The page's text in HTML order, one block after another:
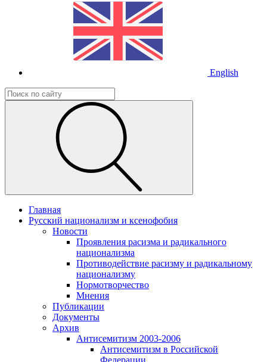
English
Главная
Русский национализм и ксенофобия
Новости
Проявления расизма и радикального
национализма
Противодействие расизму и радикальному
национализму
Нормотворчество
Мнения
Публикации
Документы
Архив
Антисемитизм 2003-2006
Антисемитизм в Российской
Федерации